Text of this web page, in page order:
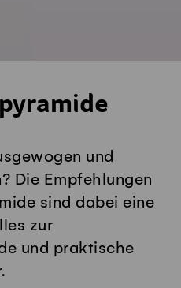
und
Die Empfehlungen
sind dabei eine
zur
und praktische